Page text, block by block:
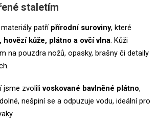
staletím
patří přírodní suroviny, které
hovězí kůže, plátno a ovčí vlna. Kůži
na pouzdra nožů, opasky, brašny či detaily
jsme zvolili voskované bavlněné plátno,
nešpiní se a odpuzuje vodu, ideální pro